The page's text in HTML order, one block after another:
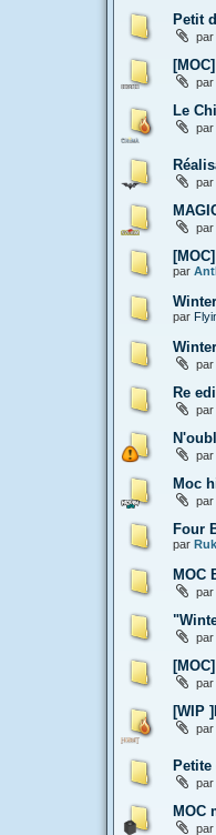
Petit
par
par
Le
par
par
par
par
par
par
Re
par
par
Moc
par
Four
par
MOC
par
par
par
[WIP
par
par
MOC
par